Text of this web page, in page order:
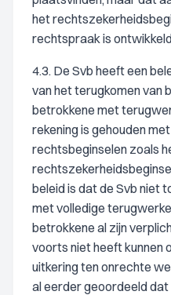
het
rechtspraak is
4.3. De Svb heeft een
van het terugkomen van
betrokkene met
rekening is gehouden
rechtsbeginselen zoals
beleid is dat de Svb niet
met volledige
betrokkene al zijn
voorts niet heeft kunnen
uitkering ten onrechte
al eerder geoordeeld